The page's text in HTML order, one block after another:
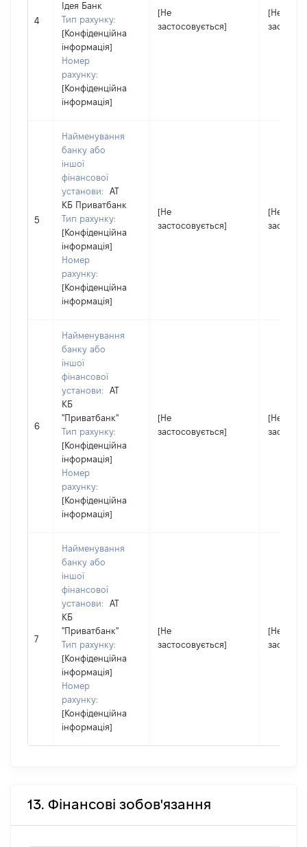
4
Ідея Банк
Тип рахунку:
[Конфіденційна
інформація]
Номер
рахунку:
[Конфіденційна
інформація]
[Не
застосовується]
[Не
5
Найменування
банку або
іншої
фінансової
установи:
АТ
КБ Приватбанк
Тип рахунку:
[Конфіденційна
інформація]
Номер
рахунку:
[Конфіденційна
інформація]
[Не
застосовується]
[Не
6
Найменування
банку або
іншої
фінансової
установи:
АТ
КБ
"Приватбанк"
Тип рахунку:
[Конфіденційна
інформація]
Номер
рахунку:
[Конфіденційна
інформація]
[Не
застосовується]
[Не
7
Найменування
банку або
іншої
фінансової
установи:
АТ
КБ
"Приватбанк"
Тип рахунку:
[Конфіденційна
інформація]
Номер
рахунку:
[Конфіденційна
інформація]
[Не
застосовується]
[Не
13. Фінансові зобов'язання